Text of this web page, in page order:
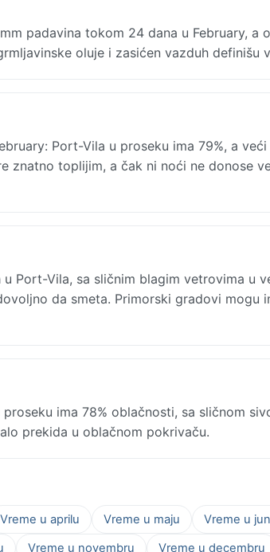
padavina tokom 24 dana u February, a
oluje i zasićen vazduh definišu
Port-Vila u proseku ima 79%, a
znatno toplijim, a čak ni noći ne donose
Port-Vila, sa sličnim blagim vetrovima u
da smeta. Primorski gradovi mogu
ima 78% oblačnosti, sa sličnom
prekida u oblačnom pokrivaču.
Vreme u aprilu Vreme u maju Vreme u
Vreme u novembru Vreme u decembru